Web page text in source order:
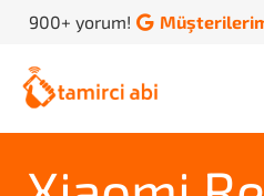
900+ yorum!